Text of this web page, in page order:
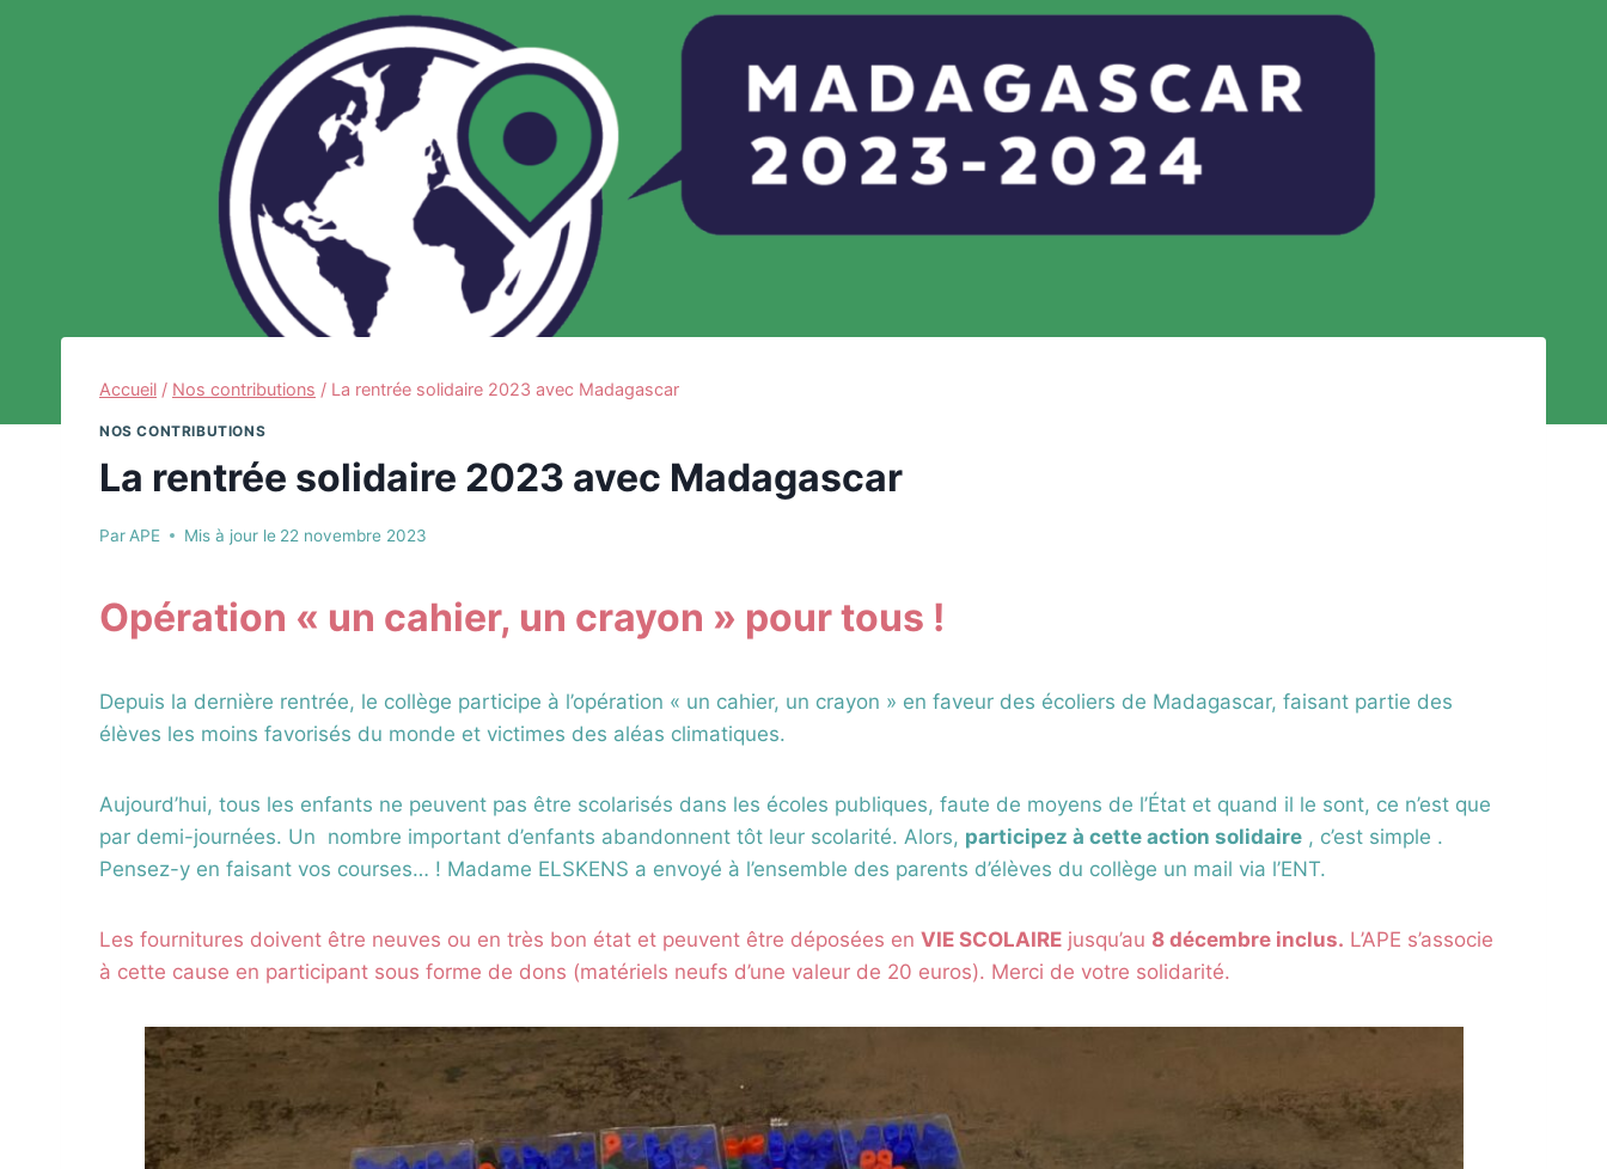
Accueil / Nos contributions / La rentrée solidaire 2023 avec Madagascar
NOS CONTRIBUTIONS
La rentrée solidaire 2023 avec Madagascar
Par APE Mis à jour le 22 novembre 2023
Opération « un cahier, un crayon » pour tous !
Depuis la dernière rentrée, le collège participe à l’opération « un cahier, un crayon » en faveur des écoliers de Madagascar, faisant partie des
élèves les moins favorisés du monde et victimes des aléas climatiques.
Aujourd’hui, tous les enfants ne peuvent pas être scolarisés dans les écoles publiques, faute de moyens de l’État et quand il le sont, ce n’est que
par demi-journées. Un nombre important d’enfants abandonnent tôt leur scolarité. Alors, participez à cette action solidaire , c’est simple .
Pensez-y en faisant vos courses… ! Madame ELSKENS a envoyé à l’ensemble des parents d’élèves du collège un mail via l’ENT.
Les fournitures doivent être neuves ou en très bon état et peuvent être déposées en VIE SCOLAIRE jusqu’au 8 décembre inclus. L’APE s’associe
à cette cause en participant sous forme de dons (matériels neufs d’une valeur de 20 euros). Merci de votre solidarité.